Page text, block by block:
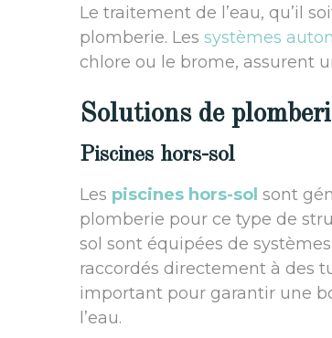
Le traitement de l’eau, qu’il
plomberie. Les systèmes
chlore ou le brome, assurent
Solutions de
Piscines hors-sol
Les piscines hors-sol sont
plomberie pour ce type de
sol sont équipées de
raccordés directement à des
important pour garantir une
l’eau.